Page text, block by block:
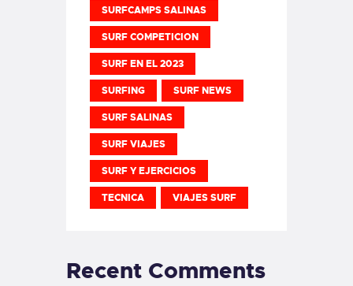
SURFCAMPS SALINAS
SURF COMPETICION
SURF EN EL 2023
SURFING SURF NEWS
SURF SALINAS
SURF VIAJES
SURF Y EJERCICIOS
TECNICA VIAJES SURF
Recent Comments